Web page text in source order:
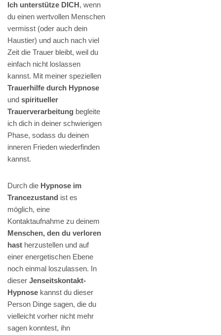
Ich unterstütze DICH, wenn
du einen wertvollen Menschen
vermisst (oder auch dein
Haustier) und auch nach viel
Zeit die Trauer bleibt, weil du
einfach nicht loslassen
kannst. Mit meiner speziellen
Trauerhilfe durch Hypnose
und spiritueller
Trauerverarbeitung begleite
ich dich in deiner schwierigen
Phase, sodass du deinen
inneren Frieden wiederfinden
kannst.
Durch die Hypnose im
Trancezustand ist es
möglich, eine
Kontaktaufnahme zu deinem
Menschen, den du verloren
hast herzustellen und auf
einer energetischen Ebene
noch einmal loszulassen. In
dieser Jenseitskontakt-
Hypnose kannst du dieser
Person Dinge sagen, die du
vielleicht vorher nicht mehr
sagen konntest, ihn